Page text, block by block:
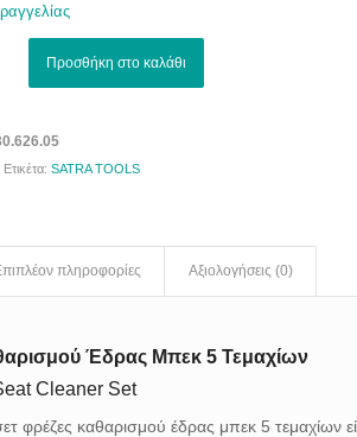
Προσθήκη στο καλάθι
Ετικέτα: SATRA TOOLS
πληροφορίες Αξιολογήσεις (0)
Έδρας Μπεκ 5 Τεμαχίων
Cleaner Set
φρέζες καθαρισμού έδρας μπεκ 5 τεμαχίων